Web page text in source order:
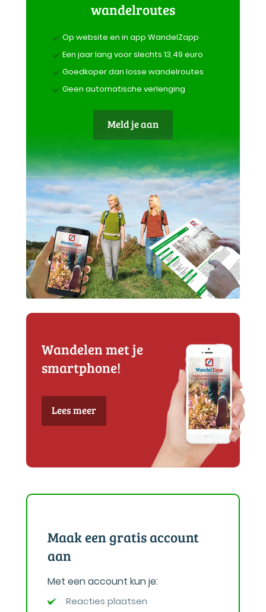
wandelroutes
Op website en in app WandelZapp
Een jaar lang voor slechts 13,49 euro
Goedkoper dan losse wandelroutes
Geen automatische verlenging
Meld je aan
Wandelen met je
smartphone!
Lees meer
Maak een gratis account
aan
Met een account kun je:
Reacties plaatsen